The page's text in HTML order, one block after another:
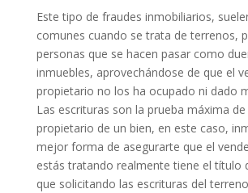
Este tipo de fraudes inmobiliarios,
comunes cuando se trata de terrenos,
personas que se hacen pasar como
inmuebles, aprovechándose de que el
propietario no los ha ocupado ni dado
Las escrituras son la prueba máxima
propietario de un bien, en este caso,
mejor forma de asegurarte que el
estás tratando realmente tiene el título
que solicitando las escrituras del